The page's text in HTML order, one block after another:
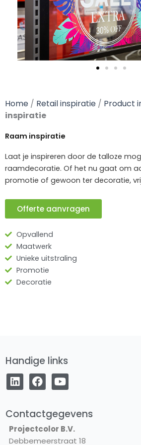
Home / Retail inspiratie / Product
inspiratie
Raam inspiratie
Laat je inspireren door de talloze
raamdecoratie. Of het nu gaat om
promotie of gewoon ter decoratie,
Offerte aanvragen
Opvallend
Maatwerk
Unieke uitstraling
Promotie
Decoratie
Handige links
L
i
n
e
i
F
a
c
b
o
o
Y
o
u
u
b
e
Contactgegevens
Projectcolor B.V.
Debbemeerstraat 18